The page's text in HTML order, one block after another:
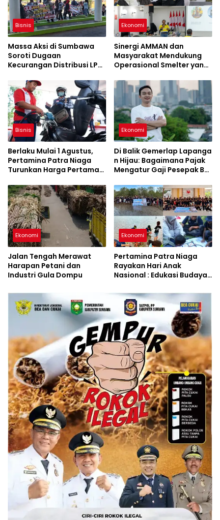
Bisnis
Massa Aksi di Sumbawa
Soroti Dugaan
Kecurangan Distribusi LPG
Fiktif
Ekonomi
Sinergi AMMAN dan
Masyarakat Mendukung
Operasional Smelter yang
Bisnis
Berlaku Mulai 1 Agustus,
Pertamina Patra Niaga
Turunkan Harga Pertamax
Ekonomi
Di Balik Gemerlap Lapanga
n Hijau: Bagaimana Pajak
Mengatur Gaji Pesepak Bol
Ekonomi
Jalan Tengah Merawat
Harapan Petani dan
Industri Gula Dompu
Ekonomi
Pertamina Patra Niaga
Rayakan Hari Anak
Nasional : Edukasi Budaya
Lingkungan